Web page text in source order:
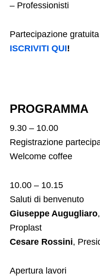
– Professionisti
Partecipazione
ISCRIVITI QUI!
PROGRAMMA
9.30 – 10.00
Registrazione
Welcome coffee
10.00 – 10.15
Saluti di benvenuto
Giuseppe Augugliaro
Proplast
Cesare Rossini,
Apertura lavori